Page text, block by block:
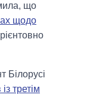
що
щодо
Білорусі
третім